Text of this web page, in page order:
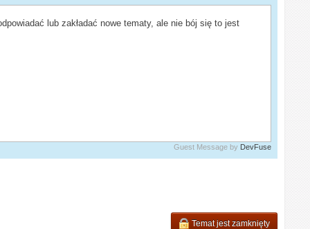
lub zakładać nowe tematy, ale nie bój się to jest
Guest Message by DevFuse
Temat jest zamknięty